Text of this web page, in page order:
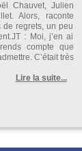
Chauvet, Julien
Alors, raconte
regrets, un peu
: Moi, j’en ai
compte que
C’était très
Lire la suite...